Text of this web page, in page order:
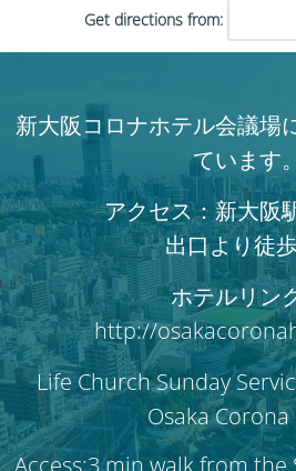
Get directions from:
新大阪コロナホテル会議場
ています。
アクセス：新大阪
出口より徒
ホテルリン
http://
Life Church Sunday
Osaka
Access:3 min walk from the